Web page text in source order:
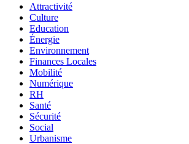
Attractivité
Culture
Education
Énergie
Environnement
Finances Locales
Mobilité
Numérique
RH
Santé
Sécurité
Social
Urbanisme